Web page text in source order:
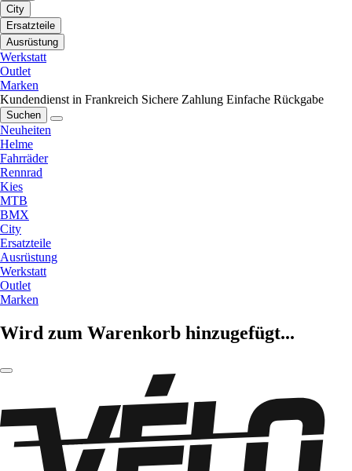
City
Ersatzteile
Ausrüstung
Werkstatt
Outlet
Marken
Kundendienst in Frankreich Sichere Zahlung Einfache Rückgabe
Suchen
Neuheiten
Helme
Fahrräder
Rennrad
Kies
MTB
BMX
City
Ersatzteile
Ausrüstung
Werkstatt
Outlet
Marken
Wird zum Warenkorb hinzugefügt...